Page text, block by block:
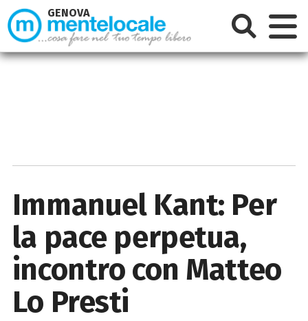
Immanuel Kant: Per
la pace perpetua,
incontro con Matteo
Lo Presti
GENOVA